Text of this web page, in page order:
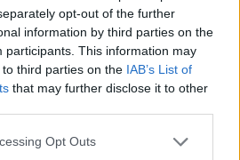
opt-out of the further
information by third parties on the
participants. This information may
third parties on the IAB’s List of
that may further disclose it to other
Opt Outs
να
του
ενδιαφέρον